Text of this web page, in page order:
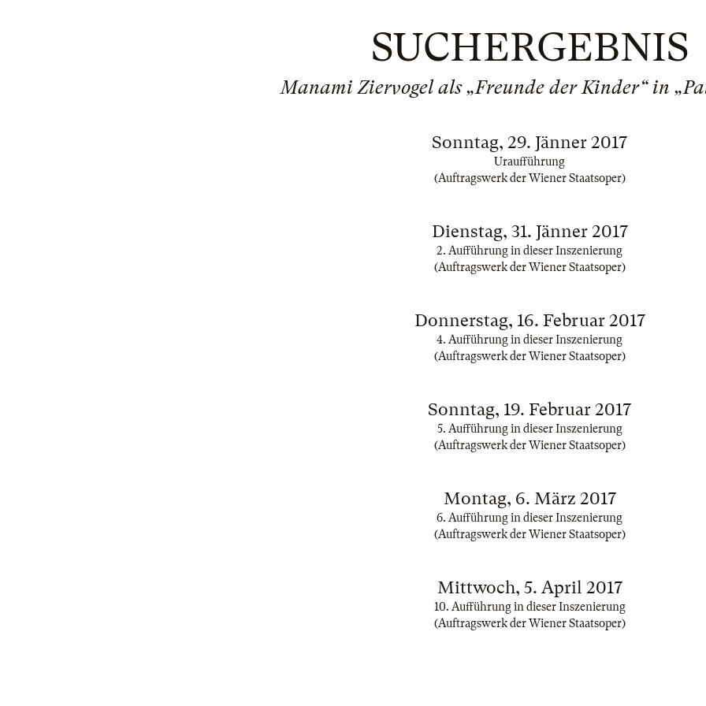
SUCHERGEBNIS
Manami Ziervogel als „Freunde der Kinder“ in
Sonntag, 29. Jänner 2017
Uraufführung
(Auftragswerk der Wiener Staatsoper)
Dienstag, 31. Jänner 2017
2. Aufführung in dieser Inszenierung
(Auftragswerk der Wiener Staatsoper)
Donnerstag, 16. Februar 2017
4. Aufführung in dieser Inszenierung
(Auftragswerk der Wiener Staatsoper)
Sonntag, 19. Februar 2017
5. Aufführung in dieser Inszenierung
(Auftragswerk der Wiener Staatsoper)
Montag, 6. März 2017
6. Aufführung in dieser Inszenierung
(Auftragswerk der Wiener Staatsoper)
Mittwoch, 5. April 2017
10. Aufführung in dieser Inszenierung
(Auftragswerk der Wiener Staatsoper)